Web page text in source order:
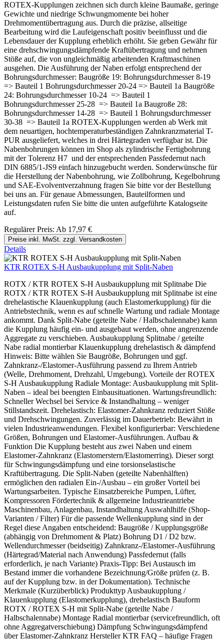
ROTEX-Kupplungen zeichnen sich durch kleine Baumaße, geringe
Gewichte und niedrige Schwungmomente bei hoher
Drehmomentübertragung aus. Durch die präzise, allseitige
Bearbeitung wird die Laufeigenschaft positiv beeinflusst und die
Lebensdauer der Kupplung erheblich erhöht. Sie geben Gewähr für
eine drehschwingungsdämpfende Kraftübertragung und nehmen
Stöße auf, die von ungleichmäßig arbeitenden Kraftmaschinen
ausgehen. Die Ausführung der Naben erfolgt entsprechend der
Bohrungsdurchmesser: Baugröße 19: Bohrungsdurchmesser 8-19
=> Bauteil 1 Bohrungsdurchmesser 20-24 => Bauteil 1a Baugröße
24: Bohrungsdurchmesser 10-24 => Bauteil 1
Bohrungsdurchmesser 25-28 => Bauteil 1a Baugroße 28:
Bohrungsdurchmesser 14-28 => Bauteil 1 Bohrungsdurchmesser
30-38 => Bauteil 1a ROTEX-Kupplungen werden ab Werk mit
dem neuartigen, hochtemperaturbeständigen Zahnkranzmaterial T-
PUR ausgeliefert, welches in drei Härtegraden verfügbar ist. Die
Nabenbohrungen können im Shop als zylindrische Fertigbohrung
mit der Tolerenz H7 und der entsprechenden Passfedernut nach
DIN 6885/1-JS9 einfach hinzugebucht werden. Sonderwünsche für
die Herstellung der Nabenbohrung, wie Zollbohrung, Kegelbohrung
und SAE-Evolventverzahnung fragen Sie bitte vor der Bestellung
bei uns an. Für genaue Abmessungen, Bauteilformen und
Leistungsdaten rufen Sie bitte die unten aufgeführte Katalogseite
auf.
Regulärer Preis: Ab 17,97 €
Preise inkl. MwSt. zzgl. Versandkosten
Details
KTR ROTEX S-H Ausbaukupplung mit Split-Naben
ROTX / KTR ROTEX S-H Ausbaukupplung mit Splitnabe Die
ROTX / KTR ROTEX S-H Ausbaukupplung mit Splitnabe ist eine
drehelastische Klauenkupplung (auch Elastomerkupplung) für die
Antriebstechnik, wenn es auf schnelle Wartung und radiale Montage
ankommt. Dank Split-Nabe (geteilte Nabe / Halbschalennabe) kann
die Kupplung häufig ein- und ausgebaut werden, ohne angrenzende
Aggregate zu verschieben. Ausbaukupplung Splitnabe / geteilte
Nabe radial montierbar Klauenkupplung drehelastisch & dämpfend
Hinweis: Bitte wählen Sie Baugröße, Bohrungen und ggf.
Zahnkranz-/Elastomer-Ausführung passend zu Ihrem Antrieb
(Welle, Drehmoment, Drehzahl, Umgebung). Vorteile der ROTEX
S-H Ausbaukupplung Radiale Montage: Ausbaukupplung mit Split-
Naben – ideal bei beengten Einbausituationen. Wartungsfreundlich:
Schneller Wechsel bei Service & Instandhaltung – weniger
Stillstandszeit. Drehelastisch: Elastomer-Zahnkranz reduziert Stöße
und Drehschwingungen. Zuverlässig im Dauerbetrieb: Bewährt in
vielen Industrieanwendungen. Flexibel konfigurierbar: Verschiedene
Größen, Bohrungen und Elastomer-Ausführungen. Aufbau &
Funktion Die Kupplung besteht aus zwei Naben und einem
Elastomer-Zahnkranz (Elastomerstern/Elastomerring). Dieser sorgt
für Schwingungsdämpfung und eine torsionselastische
Kraftübertragung. Die Split-Naben (geteilte Nabenhälften)
ermöglichen den radialen Ein-/Ausbau – ein großer Vorteil bei
Wartungsarbeiten. Typische Einsatzbereiche Pumpen, Lüfter,
Kompressoren Fördertechnik & allgemeine Industrieantriebe
Maschinenbau, Anlagenbau, Instandhaltung Auswahlhilfe (Shop-
Varianten / Filter) Für die passende Wellenkupplung sind in der
Regel diese Angaben entscheidend: Baugröße / Kupplungsgröße
(abhängig von Drehmoment & Platz) Bohrung D1 / D2 bzw.
Wellendurchmesser (beidseitig) Zahnkranz-/Elastomer-Ausführung
(Härtegrad/Material nach Anwendung) Passfedernut (falls
erforderlich, je nach Variante) Praxis-Tipp: Bei Austausch im
Bestand immer die vorhandene Bezeichnung/Größe prüfen (z. B.
auf der Kupplung bzw. in der Dokumentation). Technische
Merkmale (Kurzüberblick) Produkttyp Ausbaukupplung /
Klauenkupplung (Elastomerkupplung), drehelastisch Bauform
ROTX / ROTEX S-H mit Split-Nabe (geteilte Nabe /
Halbschalennabe) Montage Radial montierbar (servicefreundlich, oft
ohne Aggregatverschiebung) Dämpfung Schwingungsdämpfend
über Elastomer-Zahnkranz Hersteller KTR FAQ – häufige Fragen